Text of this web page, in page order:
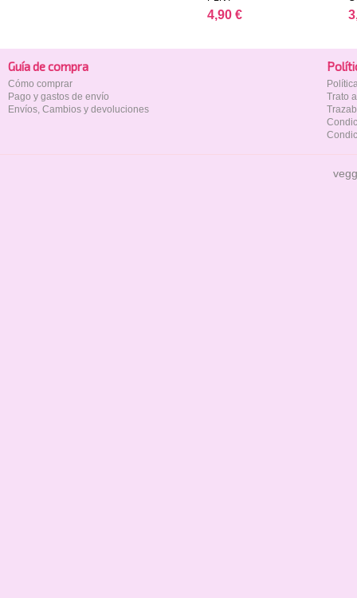
4,90 €
Guía de compra
Cómo comprar
Pago y gastos de envío
Envíos, Cambios y devoluciones
Trato